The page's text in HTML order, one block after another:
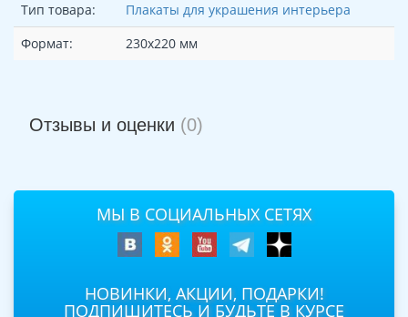
Тип товара:
Плакаты для украшения интерьера
Формат:
230х220 мм
Отзывы и оценки (0)
МЫ В СОЦИАЛЬНЫХ СЕТЯХ
НОВИНКИ, АКЦИИ, ПОДАРКИ!
ПОДПИШИТЕСЬ И БУДЬТЕ В КУРСЕ